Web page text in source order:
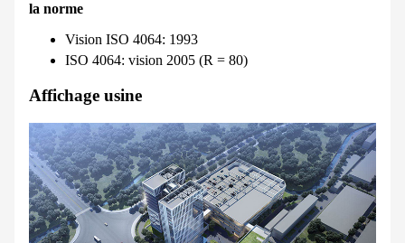
la norme
Vision ISO 4064: 1993
ISO 4064: vision 2005 (R = 80)
Affichage usine